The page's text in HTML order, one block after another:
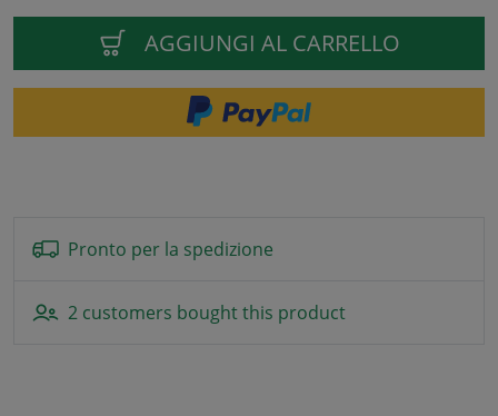
AGGIUNGI AL CARRELLO
Pronto per la spedizione
2 customers bought this product